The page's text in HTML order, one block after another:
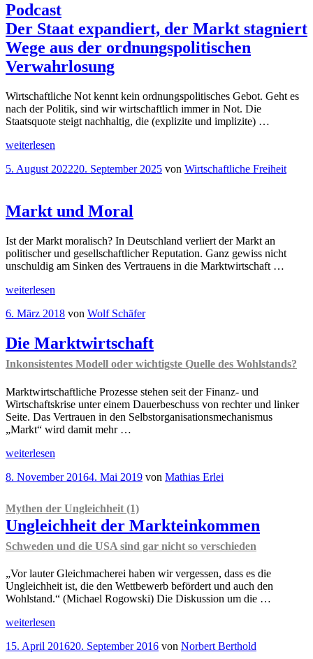
Podcast
Der Staat expandiert, der Markt stagniert
Wege aus der ordnungspolitischen
Verwahrlosung
Wirtschaftliche Not kennt kein ordnungspolitisches Gebot. Geht es
nach der Politik, sind wir wirtschaftlich immer in Not. Die
Staatsquote steigt nachhaltig, die (explizite und implizite) …
„Podcast
Staat
Markt
stagniert
aus
der
ordnungspolitischen
“
weiterlesen
Veröffentlicht
5. August 202220. September 2025 von Wirtschaftliche Freiheit
Markt und Moral
Ist der Markt moralisch? In Deutschland verliert der Markt an
politischer und gesellschaftlicher Reputation. Ganz gewiss nicht
unschuldig am Sinken des Vertrauens in die Marktwirtschaft …
„Markt
Moral“
weiterlesen
Veröffentlicht
6. März 2018 von Wolf Schäfer
Die Marktwirtschaft
Inkonsistentes Modell oder wichtigste Quelle des Wohlstands?
Marktwirtschaftliche Prozesse stehen seit der Finanz- und
Wirtschaftskrise unter einem Dauerbeschuss von rechter und linker
Seite. Das Vertrauen in den Selbstorganisationsmechanismus
„Markt“ wird damit mehr …
„Die
Inkonsistentes
oder
wichtigste
Quelle
des
Wohlstands?“
weiterlesen
Veröffentlicht
8. November 20164. Mai 2019 von Mathias Erlei
Mythen der Ungleichheit (1)
Ungleichheit der Markteinkommen
Schweden und die USA sind gar nicht so verschieden
„Vor lauter Gleichmacherei haben wir vergessen, dass es die
Ungleichheit ist, die den Wettbewerb befördert und auch den
Wohlstand.“ (Michael Rogowski) Die Diskussion um die …
„Mythen
Ungleichheit
weiterlesen
Veröffentlicht
15. April 201620. September 2016 von Norbert Berthold